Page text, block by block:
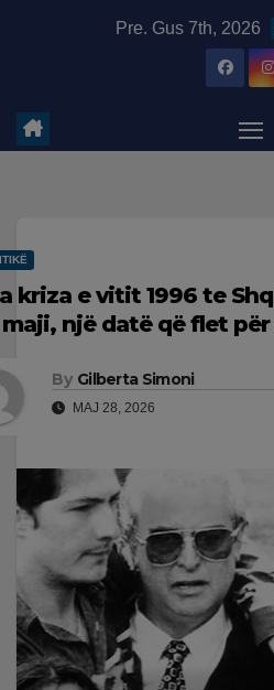
Pre. Gus 7th, 2026
kriza e vitit 1996 te
një datë që flet
By Gilberta Simoni
MAJ 28, 2026